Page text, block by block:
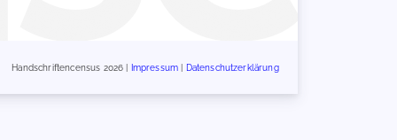
Handschriftencensus 2026 | Impressum Datenschutzerklärung